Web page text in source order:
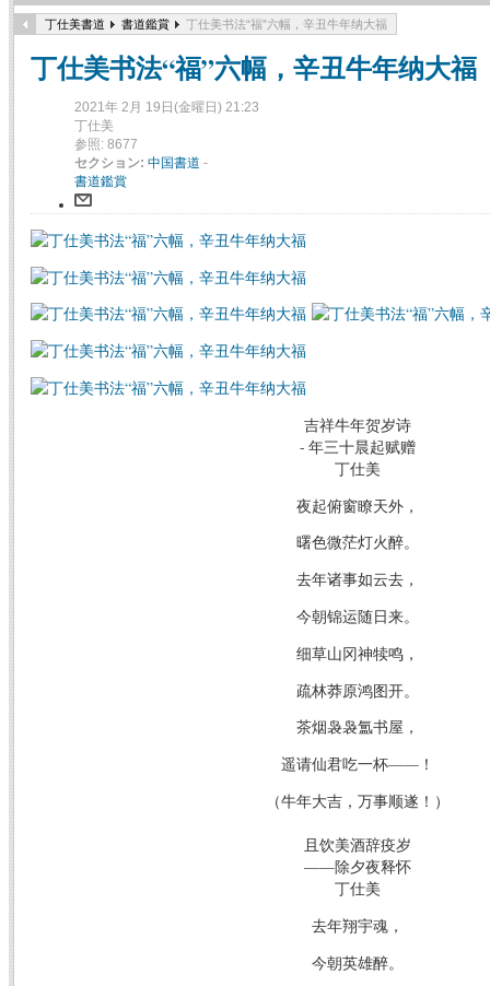
丁仕美書道 書道鑑賞 丁仕美书法“福”六幅，辛丑牛年纳大福
丁仕美书法“福”六幅，辛丑牛年纳大福
2021年 2月 19日(金曜日) 21:23
丁仕美
参照: 8677
セクション: 中国書道 -
書道鑑賞
吉祥牛年贺岁诗
- 年三十晨起赋赠
丁仕美
夜起俯窗瞭天外，
曙色微茫灯火醉。
去年诸事如云去，
今朝锦运随日来。
细草山冈神犊鸣，
疏林莽原鸿图开。
茶烟袅袅氲书屋，
遥请仙君吃一杯——！
（牛年大吉，万事顺遂！）
且饮美酒辞疫岁
——除夕夜释怀
丁仕美
去年翔宇魂，
今朝英雄醉。